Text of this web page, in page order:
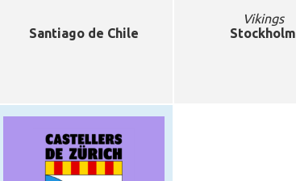
Santiago de Chile
Vikings
Stockholm